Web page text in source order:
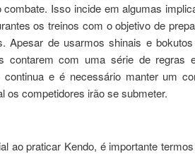
Isso incide em algumas
os treinos com o objetivo de
Apesar de usarmos shinais e
contarem com uma série de regras
e é necessário manter um
os competidores irão se submeter.
ao praticar Kendo, é importante